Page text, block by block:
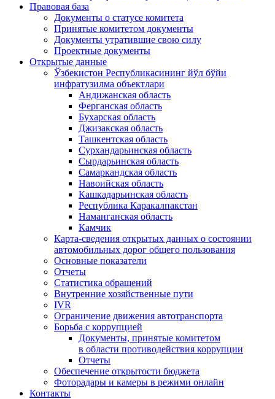
Правовая база
Документы о статусе комитета
Принятые комитетом документы
Документы утратившие свою силу
Проектные документы
Открытые данные
Ўзбекистон Республикасининг йўл бўйи
инфратузилма объектлари
Андижанская область
Ферганская область
Бухарская область
Джизакская область
Ташкентская область
Сурхандарьинская область
Сырдарьинская область
Самаркандская область
Навоийская область
Кашкадарьинская область
Республика Каракалпакстан
Наманганская область
Камчик
Карта-сведения открытых данных о состоянии
автомобильных дорог общего пользования
Основные показатели
Отчеты
Статистика обращений
Внутренние хозяйственные пути
IVR
Ограничение движения автотранспорта
Борьба с коррупцией
Документы, принятые комитетом
в области противодействия коррупции
Отчеты
Обеспечение открытости бюджета
Фоторадары и камеры в режими онлайн
Контакты